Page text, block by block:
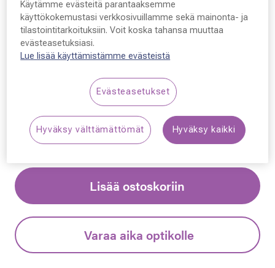
Montblanc MB0473S,
001 50 - 20 - 145
Synttäriale: erä merkkiaurinkolaseja –50 %,
katso alennetut tuotteet!
Lisää ostoskoriin
Varaa aika optikolle
Käytämme evästeitä parantaaksemme
käyttökokemustasi verkkosivuillamme sekä mainonta- ja
tilastointitarkoituksiin. Voit koska tahansa muuttaa
evästeasetuksiasi.
Lue lisää käyttämistämme evästeistä
Evästeasetukset
Hyväksy välttämättömät Hyväksy kaikki